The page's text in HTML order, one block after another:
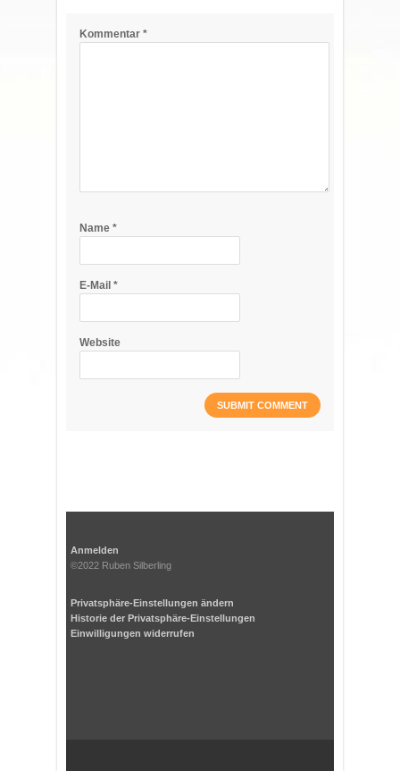
Kommentar *
Name *
E-Mail *
Website
Anmelden
©2022 Ruben Silberling
Privatsphäre-Einstellungen ändern
Historie der Privatsphäre-Einstellungen
Einwilligungen widerrufen